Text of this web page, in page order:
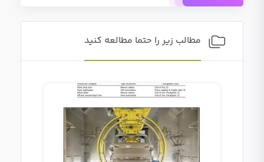
مطالب زیر را حتما مطالعه کنید